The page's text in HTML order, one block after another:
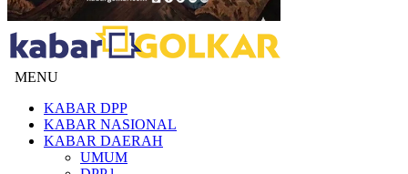
MENU
KABAR DPP
KABAR NASIONAL
KABAR DAERAH
UMUM